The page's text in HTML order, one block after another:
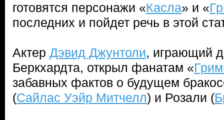
готовятся персонажи «Касла» и «
последних и пойдет речь в этой
Актер Дэвид Джунтоли, играющий
Беркхардта, открыл фанатам «
забавных фактов о будущем
(Сайлас Уэйр Митчелл) и Розали (